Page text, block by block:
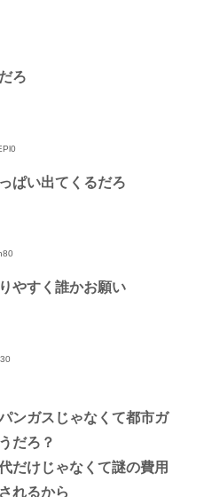
ろ
ぱい出てくるだろ
やすく誰かお願い
ンガスじゃなくて都市ガ
だろ？
だけじゃなくて謎の費用
れるから